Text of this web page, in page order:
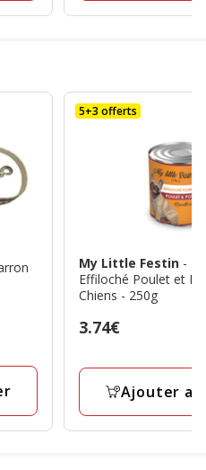
5+3 offerts
My Little Festin -
Effiloché Poulet et
Chiens - 250g
Prix
3.74€
Ajouter